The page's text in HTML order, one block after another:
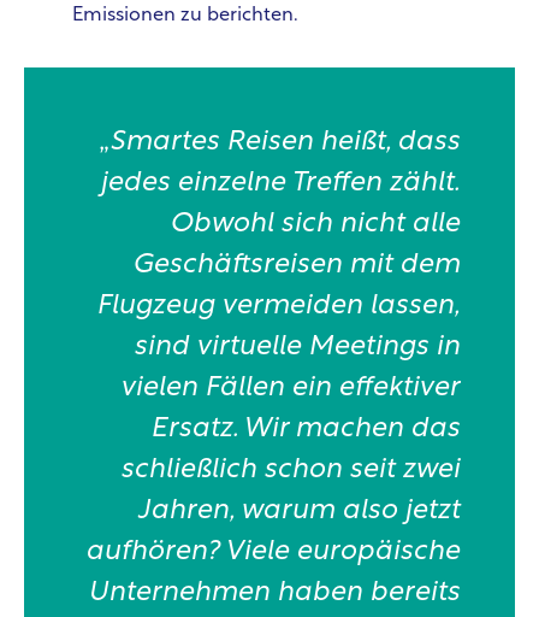
Emissionen zu berichten.
„Smartes Reisen heißt, dass
jedes einzelne Treffen zählt.
Obwohl sich nicht alle
Geschäftsreisen mit dem
Flugzeug vermeiden lassen,
sind virtuelle Meetings in
vielen Fällen ein effektiver
Ersatz. Wir machen das
schließlich schon seit zwei
Jahren, warum also jetzt
aufhören? Viele europäische
Unternehmen haben bereits